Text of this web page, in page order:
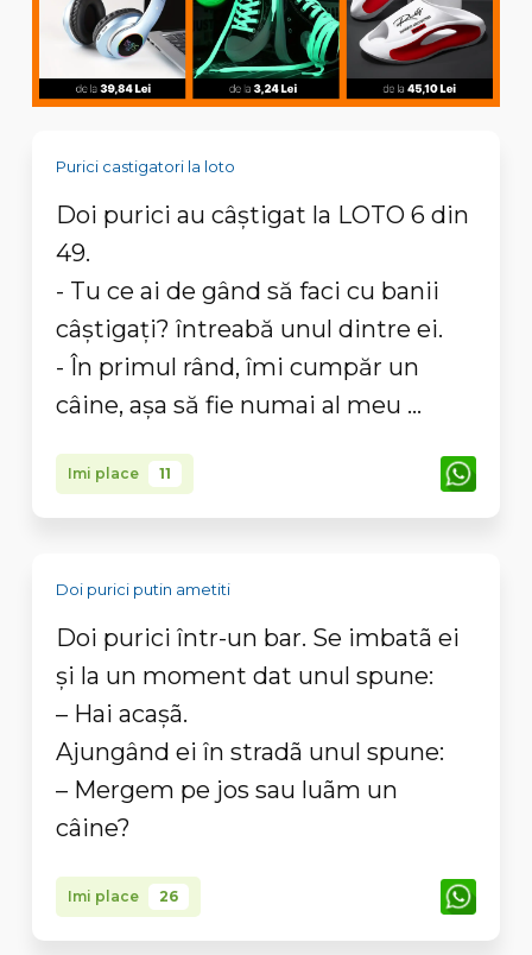
Purici castigatori la loto
Doi purici au câștigat la LOTO 6 din
49.
- Tu ce ai de gând să faci cu banii
câștigați? întreabă unul dintre ei.
- În primul rând, îmi cumpăr un
câine, așa să fie numai al meu ...
Imi place 11
Doi purici putin ametiti
Doi purici într-un bar. Se imbatã ei
și la un moment dat unul spune:
– Hai acașã.
Ajungând ei în stradã unul spune:
– Mergem pe jos sau luãm un
câine?
Imi place 26